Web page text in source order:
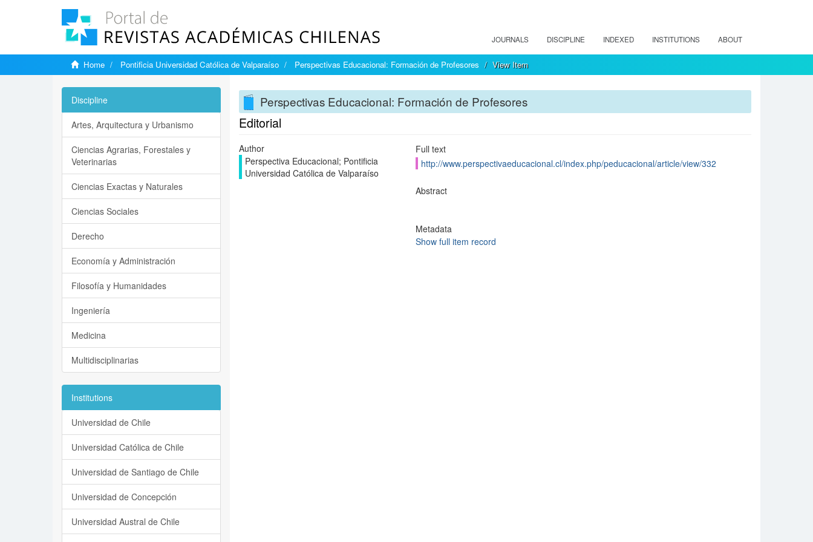
JOURNALS DISCIPLINE INDEXED INSTITUTIONS ABOUT
Home Pontificia Universidad Católica de Valparaíso Perspectivas Educacional: Formación de Profesores View Item
Perspectivas Educacional: Formación de Profesores
Editorial
Author
Perspectiva Educacional; Pontificia
Universidad Católica de Valparaíso
Full text
http://www.perspectivaeducacional.cl/index.php/peducacional/article/view/332
Abstract
Metadata
Show full item record
Discipline
Artes, Arquitectura y Urbanismo
Ciencias Agrarias, Forestales y
Veterinarias
Ciencias Exactas y Naturales
Ciencias Sociales
Derecho
Economía y Administración
Filosofía y Humanidades
Ingeniería
Medicina
Multidisciplinarias
Institutions
Universidad de Chile
Universidad Católica de Chile
Universidad de Santiago de Chile
Universidad de Concepción
Universidad Austral de Chile